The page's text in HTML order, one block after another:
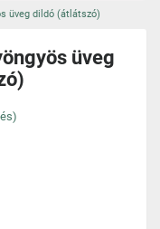
üveg dildó (átlátszó)
üveg